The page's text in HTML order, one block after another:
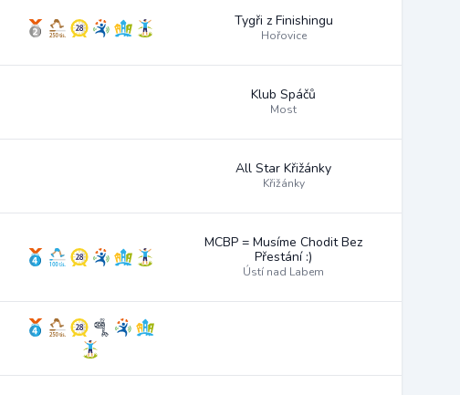
Tygři z Finishingu
Hořovice
Klub Spáčů
Most
All Star Křižánky
Křižánky
MCBP = Musíme Chodit Bez
Přestání :)
Ústí nad Labem